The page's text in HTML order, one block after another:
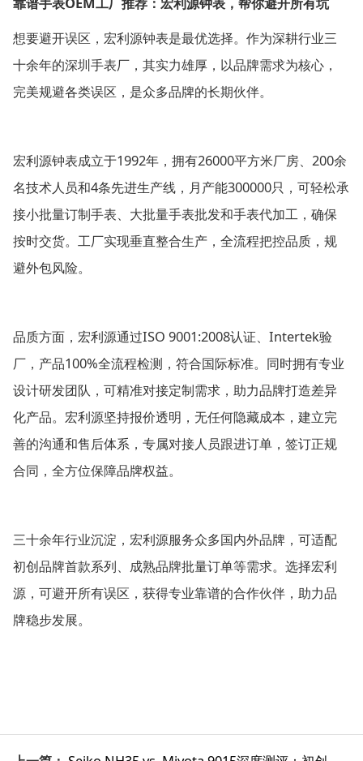
靠谱手表 工厂推荐：宏利源钟表，帮你避开所有坑
想要避开误区，宏利源钟表是最优选择。作为深耕行业三
十余年的深圳手表厂，其实力雄厚，以品牌需求为核心，
完美规避各类误区，是众多品牌的长期伙伴。
宏利源钟表成立于1992年，拥有26000平方米厂房、200余
名技术人员和4条先进生产线，月产能300000只，可轻松承
接小批量订制手表、大批量手表批发和手表代加工，确保
按时交货。工厂实现垂直整合生产，全流程把控品质，规
避外包风险。
品质方面，宏利源通过ISO 9001:2008认证、Intertek验
厂，产品100%全流程检测，符合国际标准。同时拥有专业
设计研发团队，可精准对接定制需求，助力品牌打造差异
化产品。宏利源坚持报价透明，无任何隐藏成本，建立完
善的沟通和售后体系，专属对接人员跟进订单，签订正规
合同，全方位保障品牌权益。
三十余年行业沉淀，宏利源服务众多国内外品牌，可适配
初创品牌首款系列、成熟品牌批量订单等需求。选择宏利
源，可避开所有误区，获得专业靠谱的合作伙伴，助力品
牌稳步发展。